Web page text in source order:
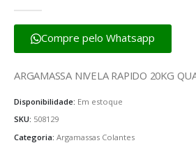
Compre pelo Whatsapp
ARGAMASSA NIVELA RAPIDO 20KG
Disponibilidade: Em estoque
SKU: 508129
Categoria: Argamassas Colantes